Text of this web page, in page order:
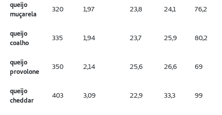
queijo
muçarela
320 1,97 23,8 24,1 76,2
queijo
coalho
335 1,94 23,7 25,9 80,2
queijo
provolone
350 2,14 25,6 26,6 69
queijo
cheddar
403 3,09 22,9 33,3 99